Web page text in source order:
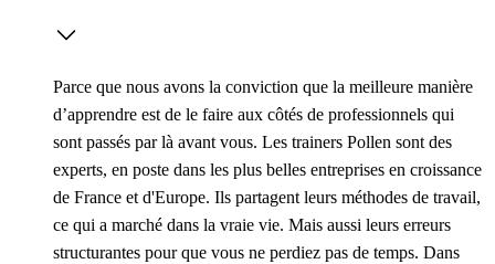
Parce que nous avons la conviction que la meilleure manière
d’apprendre est de le faire aux côtés de professionnels qui
sont passés par là avant vous. Les trainers Pollen sont des
experts, en poste dans les plus belles entreprises en croissance
de France et d'Europe. Ils partagent leurs méthodes de travail,
ce qui a marché dans la vraie vie. Mais aussi leurs erreurs
structurantes pour que vous ne perdiez pas de temps. Dans